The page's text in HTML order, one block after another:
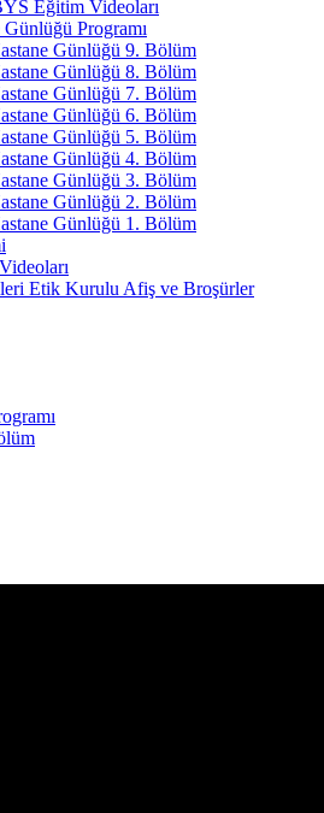
Eğitim Videoları
Günlüğü Programı
Günlüğü 9. Bölüm
Günlüğü 8. Bölüm
Günlüğü 7. Bölüm
Günlüğü 6. Bölüm
Günlüğü 5. Bölüm
Günlüğü 4. Bölüm
Günlüğü 3. Bölüm
Günlüğü 2. Bölüm
Günlüğü 1. Bölüm
Etik Kurulu Afiş ve Broşürler